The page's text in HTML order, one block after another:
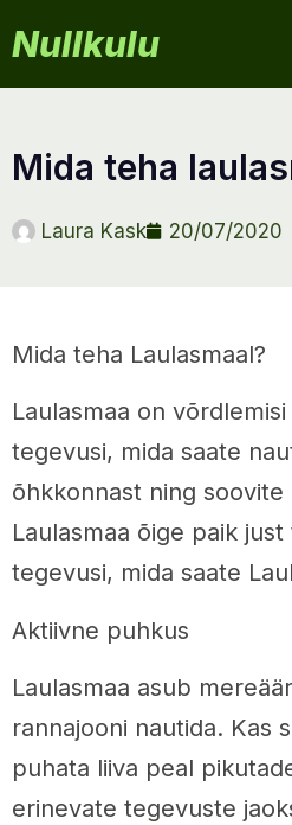
Nullkulu
mida teha
Laura Kask 20/07/2020
Mida teha Laulasmaal?
Laulasmaa on
tegevusi, mida saate
õhkkonnast ning
Laulasmaa õige paik
tegevusi, mida saate
Aktiivne puhkus
Laulasmaa asub
rannajooni nautida. Kas
puhata liiva peal
erinevate tegevuste